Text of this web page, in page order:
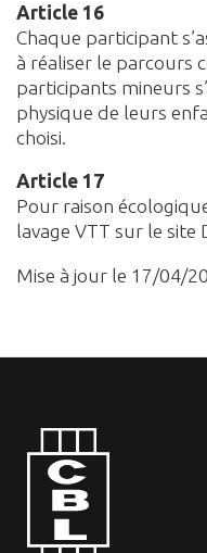
Article 16
Chaque participant
à réaliser le parcours
participants mineurs
physique de leurs
choisi.
Article 17
Pour raison
lavage VTT sur le site
Mise à jour le 17/04/